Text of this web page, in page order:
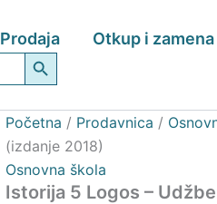
Prodaja Otkup i zamena
Search Button
Početna / Prodavnica /
(izdanje 2018)
Osnovna škola
Istorija 5 Logos –
Logos
Udžbenik
2018)